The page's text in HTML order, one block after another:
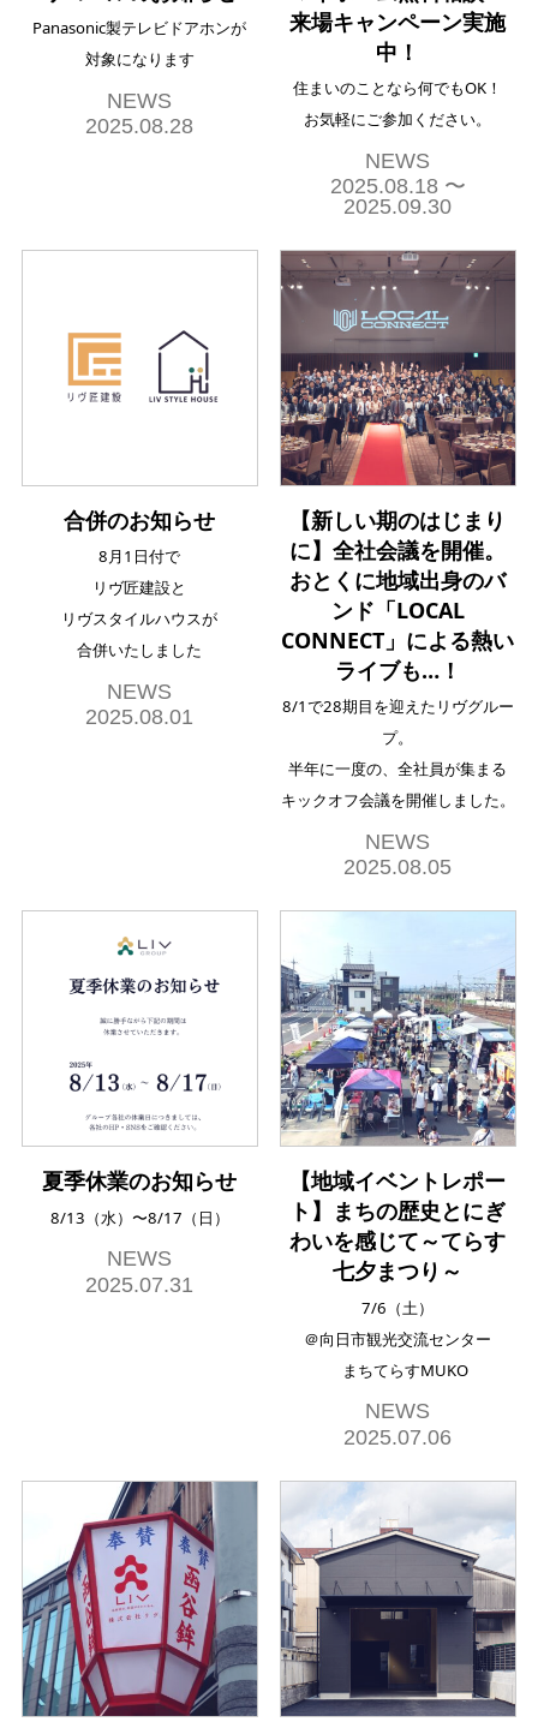
Panasonic製テレビドアホンが
対象になります
NEWS
2025.08.28
来場キャンペーン実施
中！
住まいのことなら何でもOK！
お気軽にご参加ください。
NEWS
2025.08.18 〜
2025.09.30
合併のお知らせ
8月1日付で
リヴ匠建設と
リヴスタイルハウスが
合併いたしました
NEWS
2025.08.01
【新しい期のはじまり
に】全社会議を開催。
おとくに地域出身のバ
ンド「LOCAL
CONNECT」による熱い
ライブも…！
8/1で28期目を迎えたリヴグルー
プ。
半年に一度の、全社員が集まる
キックオフ会議を開催しました。
NEWS
2025.08.05
夏季休業のお知らせ
8/13（水）〜8/17（日）
NEWS
2025.07.31
【地域イベントレポー
ト】まちの歴史とにぎ
わいを感じて～てらす
七夕まつり～
7/6（土）
＠向日市観光交流センター
まちてらすMUKO
NEWS
2025.07.06